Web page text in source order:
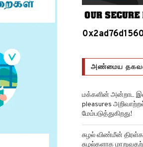
அண்மைய
மக்களின் அன்றாட
pleasures
மேம்படுத்துகிறது!
சுழல் விண்மீன்
சுழல்களாக